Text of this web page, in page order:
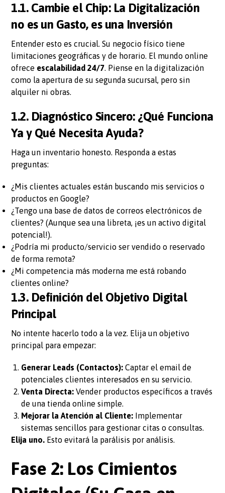
1.1. Cambie el Chip: La Digitalización
no es un Gasto, es una Inversión
Entender esto es crucial. Su negocio físico tiene
limitaciones geográficas y de horario. El mundo online
ofrece escalabilidad 24/7 . Piense en la digitalización
como la apertura de su segunda sucursal, pero sin
alquiler ni obras.
1.2. Diagnóstico Sincero: ¿Qué Funciona
Ya y Qué Necesita Ayuda?
Haga un inventario honesto. Responda a estas
preguntas:
¿Mis clientes actuales están buscando mis servicios o
productos en Google?
¿Tengo una base de datos de correos electrónicos de
clientes? (Aunque sea una libreta, ¡es un activo digital
potencial!).
¿Podría mi producto/servicio ser vendido o reservado
de forma remota?
¿Mi competencia más moderna me está robando
clientes online?
1.3. Definición del Objetivo Digital
Principal
No intente hacerlo todo a la vez. Elija un objetivo
principal para empezar:
Generar Leads (Contactos): Captar el email de
potenciales clientes interesados en su servicio.
Venta Directa: Vender productos específicos a través
de una tienda online simple.
Mejorar la Atención al Cliente: Implementar
sistemas sencillos para gestionar citas o consultas.
Elija uno. Esto evitará la parálisis por análisis.
Fase 2: Los Cimientos